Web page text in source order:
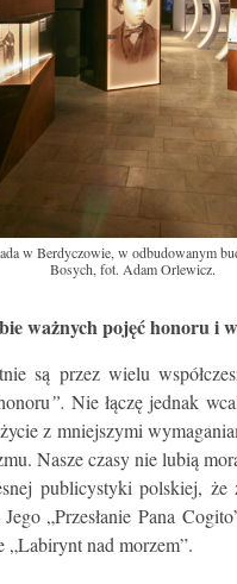
w Berdyczowie, w odbudowanym
Bosych, fot. Adam Orlewicz.
ważnych pojęć honoru i
są przez wielu
”. Nie łączę jednak
z mniejszymi
Nasze czasy nie lubią
publicystyki polskiej,
„Przesłanie Pana
„Labirynt nad morzem”.